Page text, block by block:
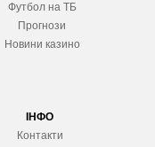
Футбол на ТБ
Прогнози
Новини казино
ІНФО
Контакти